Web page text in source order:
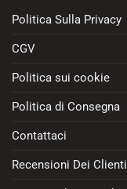
Politica Sulla Privacy
CGV
Politica sui cookie
Politica di Consegna
Contattaci
Recensioni Dei Clienti